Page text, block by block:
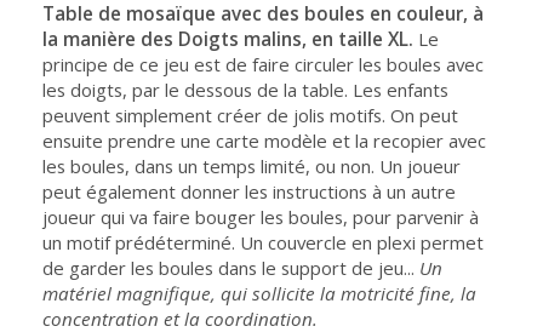
Table de mosaïque avec des boules en couleur, à
la manière des Doigts malins, en taille XL. Le
principe de ce jeu est de faire circuler les boules avec
les doigts, par le dessous de la table. Les enfants
peuvent simplement créer de jolis motifs. On peut
ensuite prendre une carte modèle et la recopier avec
les boules, dans un temps limité, ou non. Un joueur
peut également donner les instructions à un autre
joueur qui va faire bouger les boules, pour parvenir à
un motif prédéterminé. Un couvercle en plexi permet
de garder les boules dans le support de jeu... Un
matériel magnifique, qui sollicite la motricité fine, la
concentration et la coordination.